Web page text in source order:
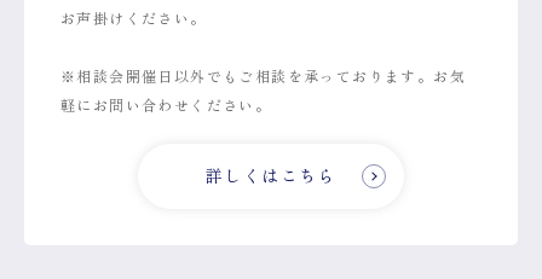
お声掛けください。
※相談会開催日以外でもご相談を承っております。お気
軽にお問い合わせください。
詳しくはこちら